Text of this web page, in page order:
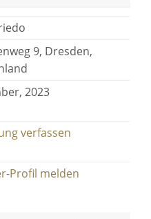
9, Dresden,
2023
verfassen
Profil melden